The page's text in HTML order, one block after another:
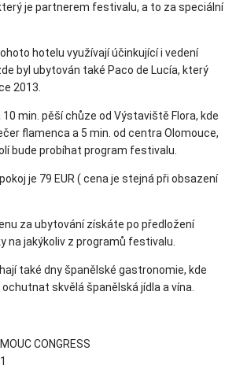
je partnerem festivalu, a to za speciální
hotelu využívají účinkující i vedení
byl ubytován také Paco de Lucía, který
2013.
min. pěší chůze od Výstaviště Flora, kde
flamenca a 5 min. od centra Olomouce,
bude probíhat program festivalu.
je 79 EUR ( cena je stejná při obsazení
za ubytování získáte po předložení
na jakýkoliv z programů festivalu.
také dny španělské gastronomie, kde
skvělá španělská jídla a vína.
CONGRESS